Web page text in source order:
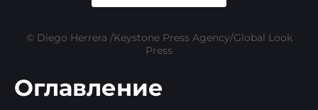
© Diego Herrera /Keystone Press Agency/Global Look
Press
Оглавление